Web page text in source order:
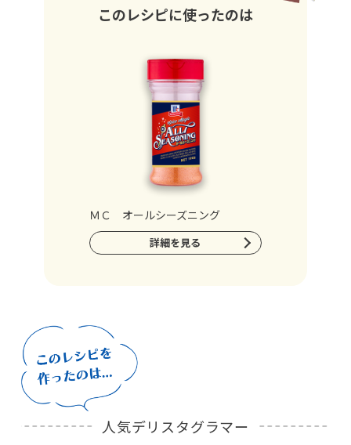
このレシピに使ったのは
ＭＣ オールシーズニング
詳細を見る
人気デリスタグラマー